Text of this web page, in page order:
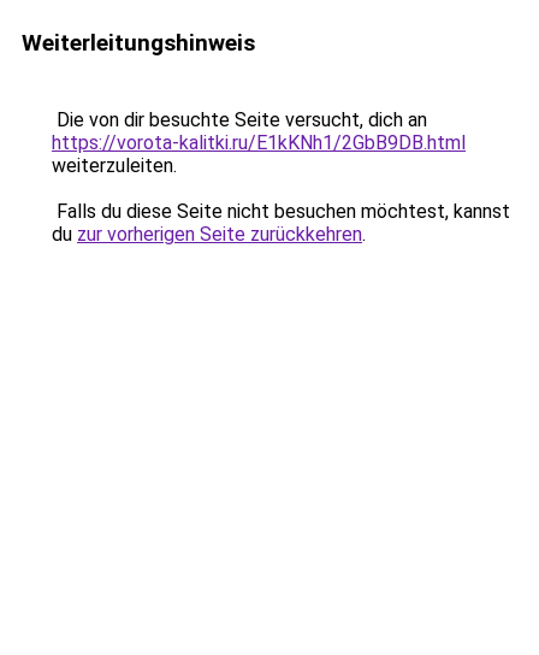
Weiterleitungshinweis
Die von dir besuchte Seite versucht, dich an
https://vorota-kalitki.ru/E1kKNh1/2GbB9DB.html
weiterzuleiten.
Falls du diese Seite nicht besuchen möchtest, kannst
du zur vorherigen Seite zurückkehren.